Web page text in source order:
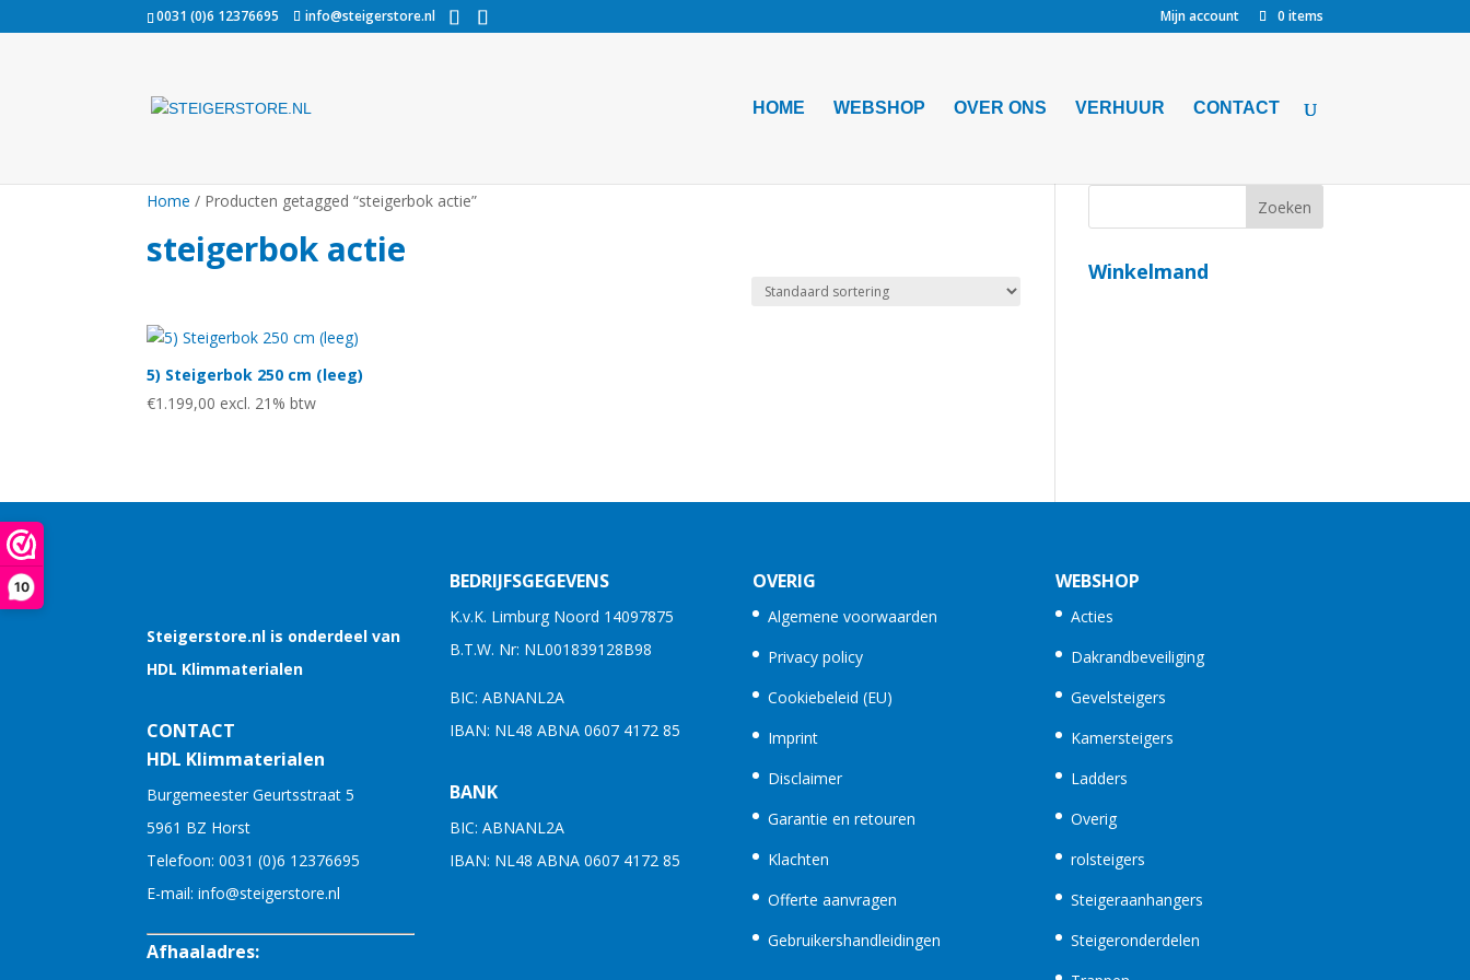
10
0031 (0)6 12376695 info@steigerstore.nl Mijn account 0 items
HOME WEBSHOP OVER ONS VERHUUR CONTACT
Home / Producten getagged “steigerbok actie”
steigerbok actie
5) Steigerbok 250 cm (leeg)
€1.199,00 excl. 21% btw
Winkelmand
Steigerstore.nl is onderdeel van
HDL Klimmaterialen
CONTACT
HDL Klimmaterialen
Burgemeester Geurtsstraat 5
5961 BZ Horst
Telefoon:0031 (0)6 12376695
E-mail:info@steigerstore.nl
Afhaaladres:
BEDRIJFSGEGEVENS
K.v.K. Limburg Noord 14097875
B.T.W. Nr: NL001839128B98
BIC: ABNANL2A
IBAN: NL48 ABNA 0607 4172 85
BANK
BIC: ABNANL2A
IBAN: NL48 ABNA 0607 4172 85
OVERIG
Algemene voorwaarden
Privacy policy
Cookiebeleid (EU)
Imprint
Disclaimer
Garantie en retouren
Klachten
Offerte aanvragen
Gebruikershandleidingen
WEBSHOP
Acties
Dakrandbeveiliging
Gevelsteigers
Kamersteigers
Ladders
Overig
rolsteigers
Steigeraanhangers
Steigeronderdelen